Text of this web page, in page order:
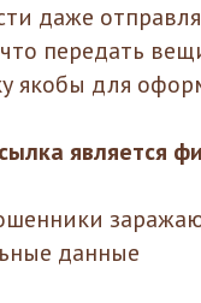
даже
передать
якобы для
является
данные